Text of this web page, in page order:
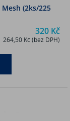
(2ks/225
320 Kč
264,50 Kč (bez DPH)